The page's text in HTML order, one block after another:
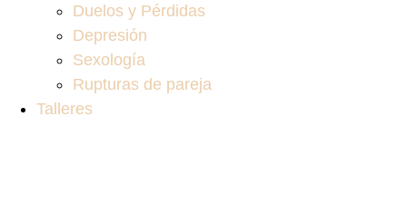
Duelos y Pérdidas
Depresión
Sexología
Rupturas de pareja
Talleres